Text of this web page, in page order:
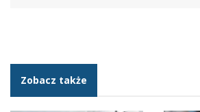
Zobacz także